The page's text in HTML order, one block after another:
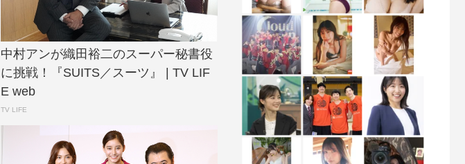
中村アンが織田裕二のスーパー秘書役
に挑戦！『SUITS／スーツ』 | TV LIF
E web
TV LIFE